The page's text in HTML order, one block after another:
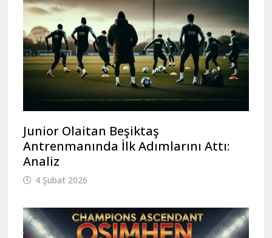
Junior Olaitan Beşiktaş
Antrenmanında İlk Adımlarını Attı:
Analiz
4 Şubat 2026